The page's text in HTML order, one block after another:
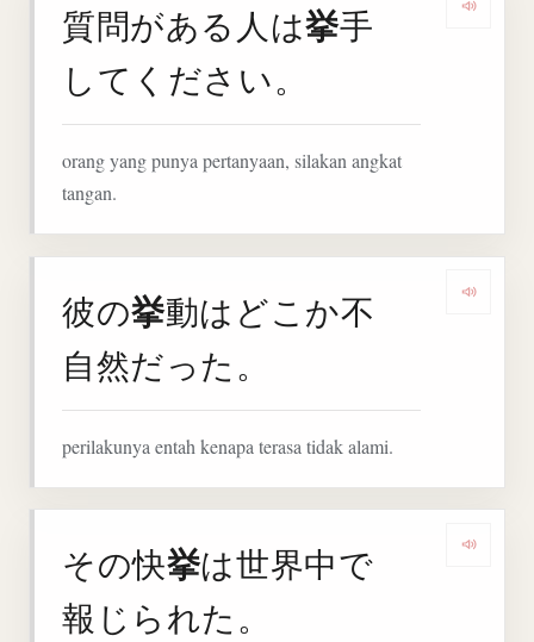
質問がある人は挙手
してください。
orang yang punya pertanyaan, silakan angkat
tangan.
彼の挙動はどこか不
自然だった。
perilakunya entah kenapa terasa tidak alami.
その快挙は世界中で
報じられた。